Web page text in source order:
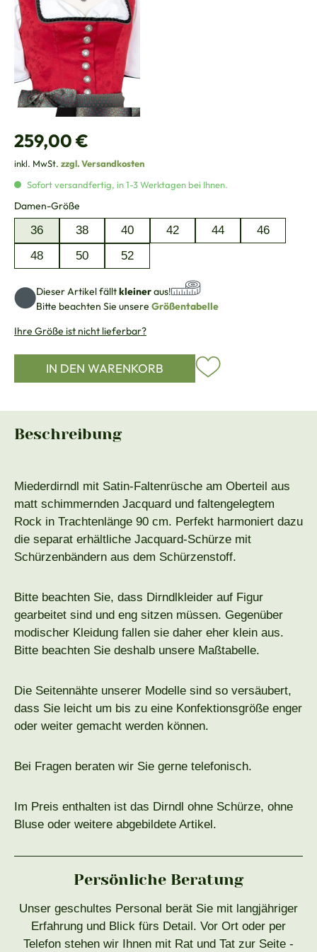
Regulärer Preis:
259,00 €
inkl. MwSt. zzgl. Versandkosten
Sofort versandfertig, in 1-3 Werktagen bei Ihnen.
Damen-Größe
36 38 40 42 44
46
48
50 52
Dieser Artikel fälltkleineraus!
Bitte beachten Sie unsere Größentabelle
Ihre Größe ist nicht lieferbar?
IN DEN WARENKORB
Beschreibung
Miederdirndl mit Satin-Faltenrüsche am Oberteil aus
matt schimmernden Jacquard und faltengelegtem
Rock in Trachtenlänge 90 cm. Perfekt harmoniert dazu
die separat erhältliche Jacquard-Schürze mit
Schürzenbändern aus dem Schürzenstoff.
Bitte beachten Sie, dass Dirndlkleider auf Figur
gearbeitet sind und eng sitzen müssen. Gegenüber
modischer Kleidung fallen sie daher eher klein aus.
Bitte beachten Sie deshalb unsere Maßtabelle.
Die Seitennähte unserer Modelle sind so versäubert,
dass Sie leicht um bis zu eine Konfektionsgröße enger
oder weiter gemacht werden können.
Bei Fragen beraten wir Sie gerne telefonisch.
Im Preis enthalten ist das Dirndl ohne Schürze, ohne
Bluse oder weitere abgebildete Artikel.
Persönliche Beratung
Unser geschultes Personal berät Sie mit langjähriger
Erfahrung und Blick fürs Detail. Vor Ort oder per
Telefon stehen wir Ihnen mit Rat und Tat zur Seite -